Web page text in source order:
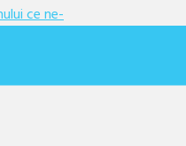
ce ne-